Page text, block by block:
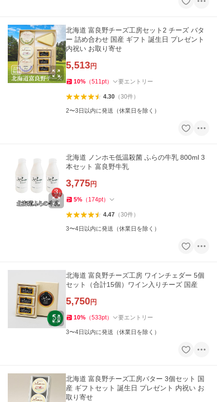
北海道 富良野チーズ工房セット2 チーズ バタ
ー 詰め合わせ 国産 ギフト 誕生日 プレゼント
内祝い お取り寄せ
5,513円
10% （511pt） 要エントリー
4.30（30件）
2〜3日以内に発送（休業日を除く）
北海道 ノンホモ低温殺菌 ふらの牛乳 800ml 3
本セット 富良野牛乳
3,775円
5% （ 174pt）
4.47（30件）
3〜4日以内に発送（休業日を除く）
北海道 富良野チーズ工房 ワインチェダー 5個
セット（合計15個）ワイン入りチーズ 国産
5,750円
10% （533pt） 要エントリー
3〜4日以内に発送（休業日を除く）
北海道 富良野チーズ工房バター 3個セット 国
産 ギフトセット 誕生日 プレゼント 内祝い お
取り寄せ